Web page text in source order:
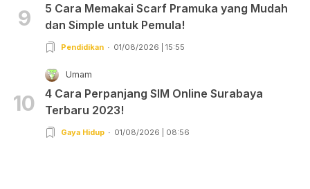
9
5 Cara Memakai Scarf Pramuka yang Mudah
dan Simple untuk Pemula!
Pendidikan 01/08/2026 | 15:55
10
Umam
4 Cara Perpanjang SIM Online Surabaya
Terbaru 2023!
Gaya Hidup 01/08/2026 | 08:56